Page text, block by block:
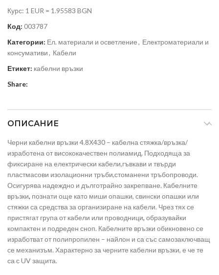
Курс: 1 EUR = 1.95583 BGN
Код: 003787
Категории: Ел. материали и осветление, Електроматериали и
консумативи, Кабели
Етикет: кабелни връзки
Share:
ОПИСАНИЕ
Черни кабелни връзки 4.8Х430 – кабелна стяжка/връзка/
изработена от висококачествен полиамид. Подходяща за
фиксиране на електрически кабели,гъвкави и твърди
пластмасови изолационни тръби,стоманени тръбопроводи.
Осигурява надеждно и дълготрайно закрепване. Кабелните
връзки, познати още като миши опашки, свински опашки или
стяжки са средства за организиране на кабели. Чрез тях се
пристягат група от кабели или проводници, образувайки
компактен и подреден сноп. Кабелните връзки обикновено се
изработват от полипропилен – найлон и са със самозаключващ
се механизъм. Характерно за черните кабелни връзки, е че те
са с UV защита.